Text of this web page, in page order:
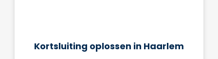
Kortsluiting oplossen in Haarlem